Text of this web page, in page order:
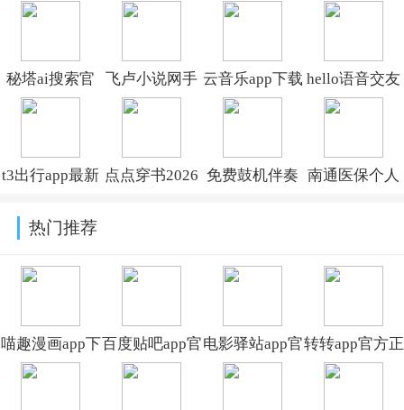
秘塔ai搜索官
方下载v2.7.0
飞卢小说网手
机版
云音乐app下载
最新版v2.5.3
hello语音交友
软件v7.98.0
t3出行app最新 点点穿书2026 免费鼓机伴奏 南通医保个人
热门推荐
喵趣漫画app下
载小说免费安
百度贴吧app官
方下载
电影驿站app官
方最新版本免
转转app官方正
版下载2026最